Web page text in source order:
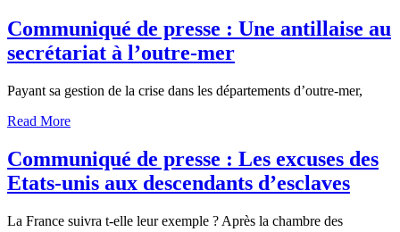
Communiqué de presse : Une antillaise au
secrétariat à l’outre-mer
Payant sa gestion de la crise dans les départements d’outre-mer,
Read More
Communiqué de presse : Les excuses des
Etats-unis aux descendants d’esclaves
La France suivra t-elle leur exemple ? Après la chambre des